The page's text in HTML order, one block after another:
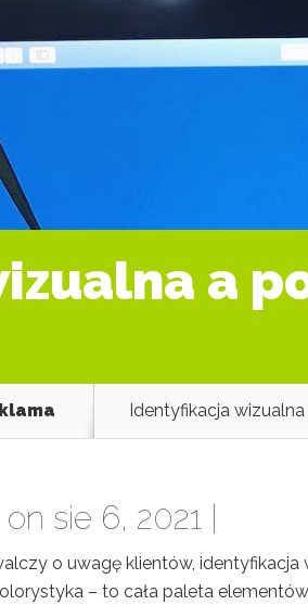
a
Identyfikacja
on sie 6, 2021 |
o uwagę klientów,
– to cała paleta